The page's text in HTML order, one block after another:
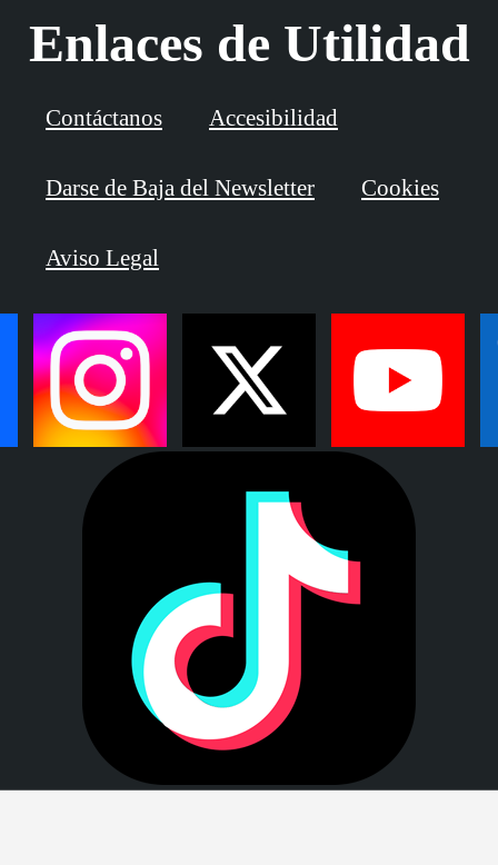
Enlaces de Utilidad
Contáctanos Accesibilidad
Darse de Baja del Newsletter Cookies
Aviso Legal